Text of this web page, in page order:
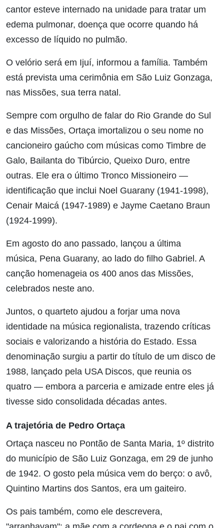
cantor esteve internado na unidade para tratar um
edema pulmonar, doença que ocorre quando há
excesso de líquido no pulmão.
O velório será em Ijuí, informou a família. Também
está prevista uma cerimônia em São Luiz Gonzaga,
nas Missões, sua terra natal.
Sempre com orgulho de falar do Rio Grande do Sul
e das Missões, Ortaça imortalizou o seu nome no
cancioneiro gaúcho com músicas como Timbre de
Galo, Bailanta do Tibúrcio, Queixo Duro, entre
outras. Ele era o último Tronco Missioneiro —
identificação que inclui Noel Guarany (1941-1998),
Cenair Maicá (1947-1989) e Jayme Caetano Braun
(1924-1999).
Em agosto do ano passado, lançou a última
música, Pena Guarany, ao lado do filho Gabriel. A
canção homenageia os 400 anos das Missões,
celebrados neste ano.
Juntos, o quarteto ajudou a forjar uma nova
identidade na música regionalista, trazendo críticas
sociais e valorizando a história do Estado. Essa
denominação surgiu a partir do título de um disco de
1988, lançado pela USA Discos, que reunia os
quatro — embora a parceria e amizade entre eles já
tivesse sido consolidada décadas antes.
A trajetória de Pedro Ortaça
Ortaça nasceu no Pontão de Santa Maria, 1º distrito
do município de São Luiz Gonzaga, em 29 de junho
de 1942. O gosto pela música vem do berço: o avô,
Quintino Martins dos Santos, era um gaiteiro.
Os pais também, como ele descrevera,